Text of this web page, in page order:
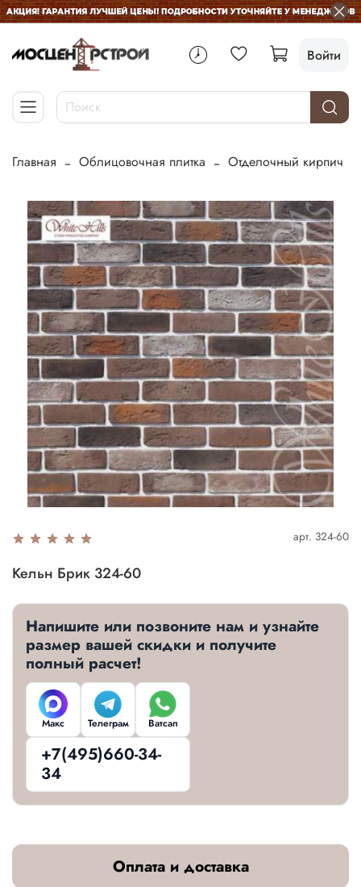
Войти
Главная Облицовочная плитка Отделочный кирпич
арт. 324-60
Кельн Брик 324-60
Напишите или позвоните нам и узнайте
размер вашей скидки и получите
полный расчет!
Макс Телеграм Ватсап
+7(495)660-34-
34
Оплата и доставка